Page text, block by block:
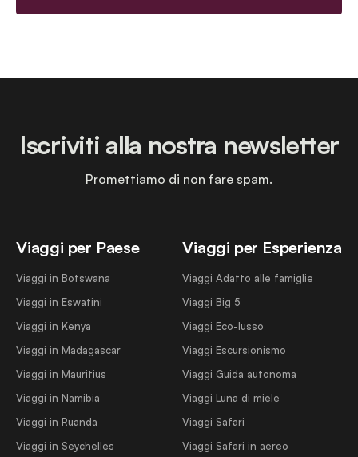
Viaggi per Paese
Viaggi in Botswana
Viaggi in Eswatini
Viaggi in Kenya
Viaggi in Madagascar
Viaggi in Mauritius
Viaggi in Namibia
Viaggi in Ruanda
Viaggi in Seychelles
Viaggi per Esperienza
Viaggi Adatto alle famiglie
Viaggi Big 5
Viaggi Eco-lusso
Viaggi Escursionismo
Viaggi Guida autonoma
Viaggi Luna di miele
Viaggi Safari
Viaggi Safari in aereo
Iscriviti alla nostra newsletter
Promettiamo di non fare spam.